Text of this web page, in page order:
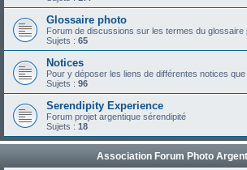
Glossaire photo
Forum de discussions sur les termes du glossaire
Sujets : 65
Notices
Pour y déposer les liens de différentes notices
Sujets : 96
Serendipity Experience
Forum projet argentique sérendipité
Sujets : 18
Association Forum Photo